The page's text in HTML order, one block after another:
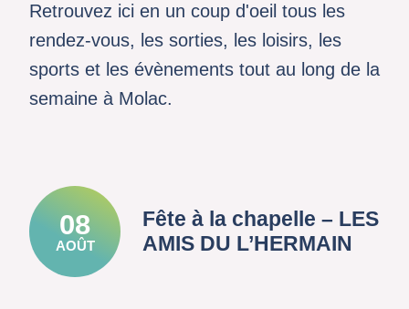
Retrouvez ici en un coup d'oeil tous les
rendez-vous, les sorties, les loisirs, les
sports et les évènements tout au long de la
semaine à Molac.
08
AOÛT
Fête à la chapelle – LES
AMIS DU L’HERMAIN